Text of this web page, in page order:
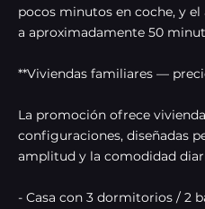
pocos minutos en coche, y
a aproximadamente 50
**Viviendas familiares —
La promoción ofrece
configuraciones, diseñadas
amplitud y la comodidad
- Casa con 3 dormitorios / 2